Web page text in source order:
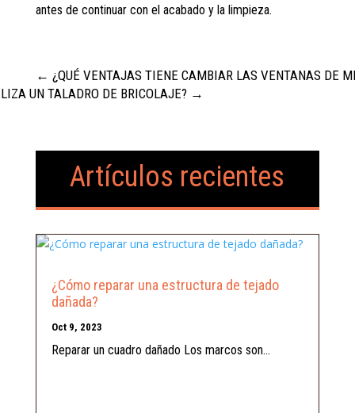
antes de continuar con el acabado y la limpieza.
← ¿QUÉ VENTAJAS TIENE CAMBIAR LAS VENTANAS DE
UN TALADRO DE BRICOLAJE? →
Artículos recientes
¿Cómo reparar una estructura de tejado
dañada?
Oct 9, 2023
Reparar un cuadro dañado Los marcos son...